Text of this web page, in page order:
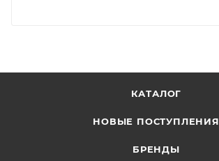
КАТАЛОГ
НОВЫЕ ПОСТУПЛЕНИЯ
БРЕНДЫ